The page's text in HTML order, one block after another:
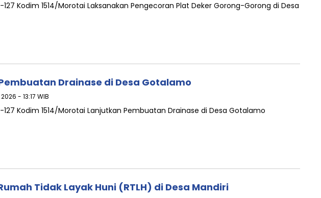
127 Kodim 1514/Morotai Laksanakan Pengecoran Plat Deker Gorong-Gorong di Desa
Drainase di Desa Gotalamo
- 13:17 WIB
127 Kodim 1514/Morotai Lanjutkan Pembuatan Drainase di Desa Gotalamo
Tidak Layak Huni (RTLH) di Desa Mandiri